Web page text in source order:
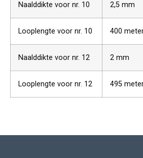
Naalddikte voor nr. 10 2,5 mm
Looplengte voor nr. 10 400
Naalddikte voor nr. 12 2 mm
Looplengte voor nr. 12 495